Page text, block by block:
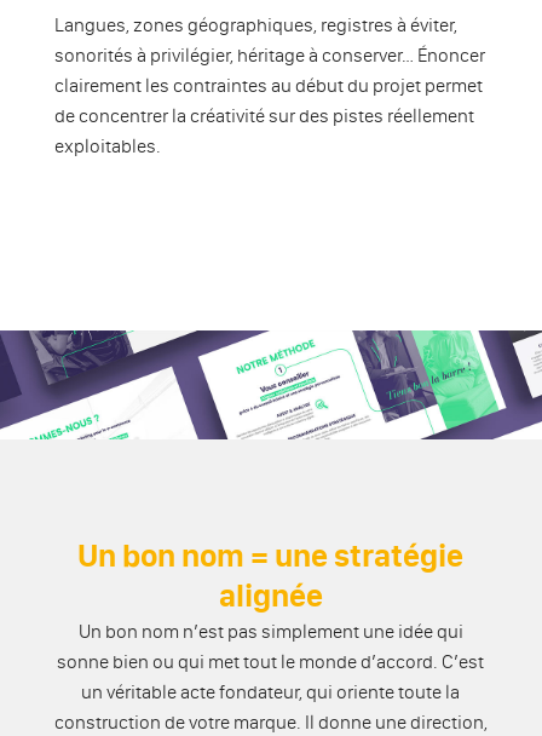
Langues, zones géographiques, registres à éviter,
sonorités à privilégier, héritage à conserver… Énoncer
clairement les contraintes au début du projet permet
de concentrer la créativité sur des pistes réellement
exploitables.
Un bon nom = une stratégie
alignée
Un bon nom n’est pas simplement une idée qui
sonne bien ou qui met tout le monde d’accord. C’est
un véritable acte fondateur, qui oriente toute la
construction de votre marque. Il donne une direction,